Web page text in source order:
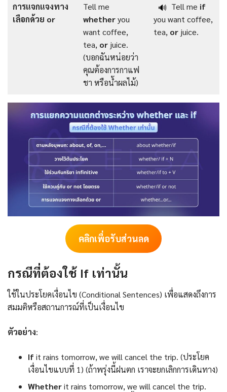
การแจกแจงทาง
เลือกด้วย or
Tell me
whetheryou
want coffee,
tea, or juice.
(บอกฉันหน่อยว่า
คุณต้องการกาแฟ
ชา หรือน้ำผลไม้)
🔊 Tell me if
you want coffee,
tea, or juice.
คลิกเพื่อรับส่วนลด
กรณีที่ต้องใช้ If เท่านั้น
ใช้ในประโยคเงื่อนไข (Conditional Sentences) เพื่อแสดงถึงการ
สมมติหรือสถานการณ์ที่เป็นเงื่อนไข
ตัวอย่าง:
Ifit rains tomorrow, we will cancel the trip. (ประโยค
เงื่อนไขแบบที่ 1) (ถ้าพรุ่งนี้ฝนตก เราจะยกเลิกการเดินทาง)
Whetherit rains tomorrow, we will cancel the trip.